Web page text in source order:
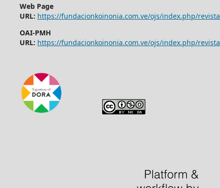
Web Page
URL: https://fundacionkoinonia.com.ve/ojs/index.php/
OAI-PMH
URL: https://fundacionkoinonia.com.ve/ojs/index.php/